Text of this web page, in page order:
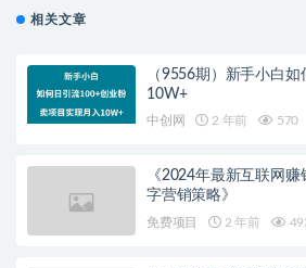
相关文章
（9556期）新手小白
10W+
中创网 2 年前 570
《2024年最新互联网
字营销策略》
免费项目 2 年前